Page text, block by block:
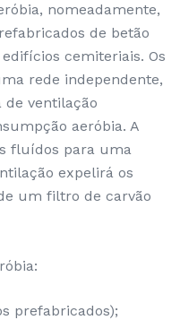
nomeadamente,
de betão
cemiteriais. Os
rede independente,
ventilação
aeróbia. A
fluídos para uma
expelirá os
um filtro de carvão
prefabricados);